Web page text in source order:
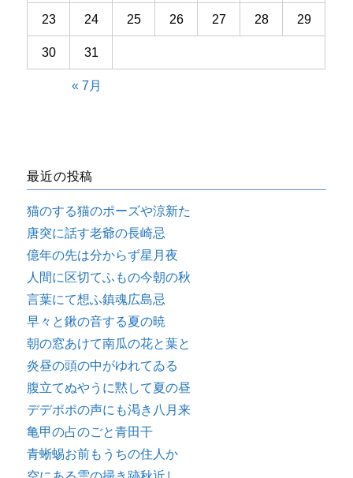
23 24 25 26 27 28 29
30 31
« 7月
最近の投稿
猫のする猫のポーズや涼新た
唐突に話す老爺の長崎忌
億年の先は分からず星月夜
人間に区切てふもの今朝の秋
言葉にて想ふ鎮魂広島忌
早々と鍬の音する夏の暁
朝の窓あけて南瓜の花と葉と
炎昼の頭の中がゆれてゐる
腹立てぬやうに黙して夏の昼
デデポポの声にも渇き八月来
亀甲の占のごと青田干
青蜥蜴お前もうちの住人か